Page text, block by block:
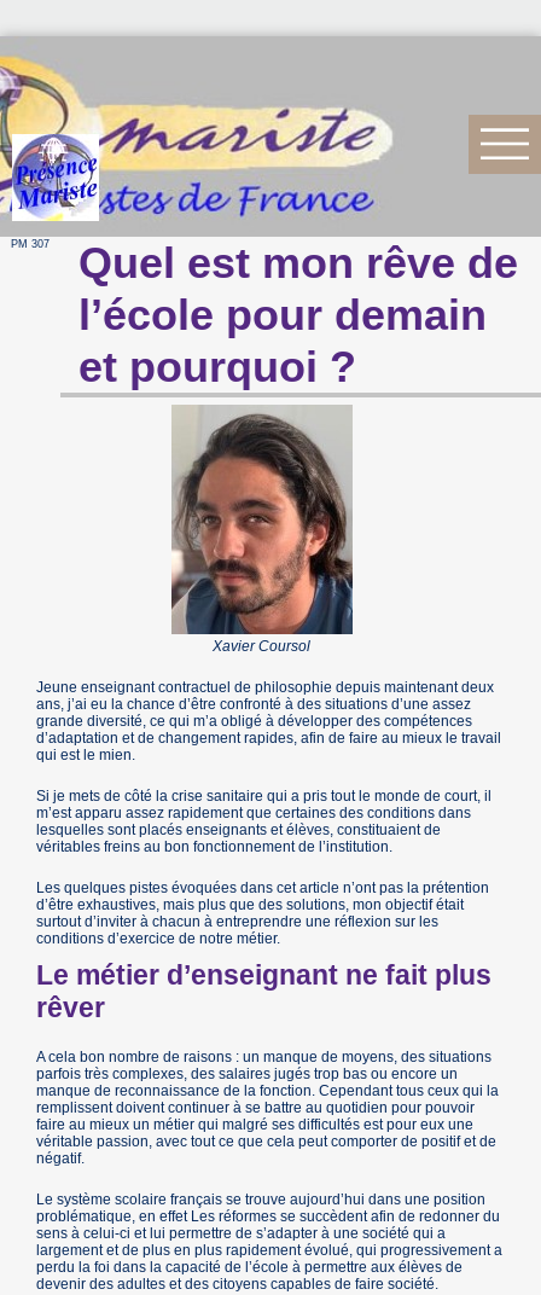
PM 307
Quel est mon rêve de
l’école pour demain
et pourquoi ?
Xavier Coursol
Jeune enseignant contractuel de philosophie depuis maintenant deux
ans, j’ai eu la chance d’être confronté à des situations d’une assez
grande diversité, ce qui m’a obligé à développer des compétences
d’adaptation et de changement rapides, afin de faire au mieux le travail
qui est le mien.
Si je mets de côté la crise sanitaire qui a pris tout le monde de court, il
m’est apparu assez rapidement que certaines des conditions dans
lesquelles sont placés enseignants et élèves, constituaient de
véritables freins au bon fonctionnement de l’institution.
Les quelques pistes évoquées dans cet article n’ont pas la prétention
d’être exhaustives, mais plus que des solutions, mon objectif était
surtout d’inviter à chacun à entreprendre une réflexion sur les
conditions d’exercice de notre métier.
Le métier d’enseignant ne fait plus
rêver
A cela bon nombre de raisons : un manque de moyens, des situations
parfois très complexes, des salaires jugés trop bas ou encore un
manque de reconnaissance de la fonction. Cependant tous ceux qui la
remplissent doivent continuer à se battre au quotidien pour pouvoir
faire au mieux un métier qui malgré ses difficultés est pour eux une
véritable passion, avec tout ce que cela peut comporter de positif et de
négatif.
Le système scolaire français se trouve aujourd’hui dans une position
problématique, en effet Les réformes se succèdent afin de redonner du
sens à celui-ci et lui permettre de s’adapter à une société qui a
largement et de plus en plus rapidement évolué, qui progressivement a
perdu la foi dans la capacité de l’école à permettre aux élèves de
devenir des adultes et des citoyens capables de faire société.